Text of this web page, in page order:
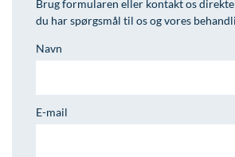
Brug formularen eller kontakt os
du har spørgsmål til os og vores
Navn
E-mail